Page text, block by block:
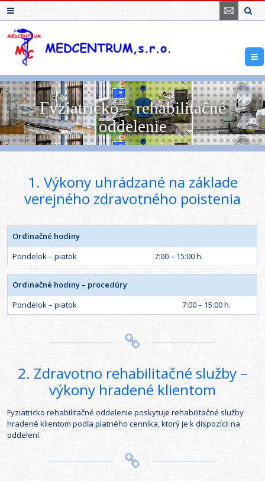
Fyziatricko – rehabilitačné
oddelenie
1. Výkony uhrádzané na základe
verejného zdravotného poistenia
Ordinačné hodiny
Pondelok – piatok
7:00 – 15:00 h.
Ordinačné hodiny – procedúry
Pondelok – piatok
7:00 – 15:00 h.
2. Zdravotno rehabilitačné služby –
výkony hradené klientom
Fyziatricko rehabilitačné oddelenie poskytuje rehabilitačné služby
hradené klientom podľa platného cenníka, ktorý je k dispozícii na
oddelení.